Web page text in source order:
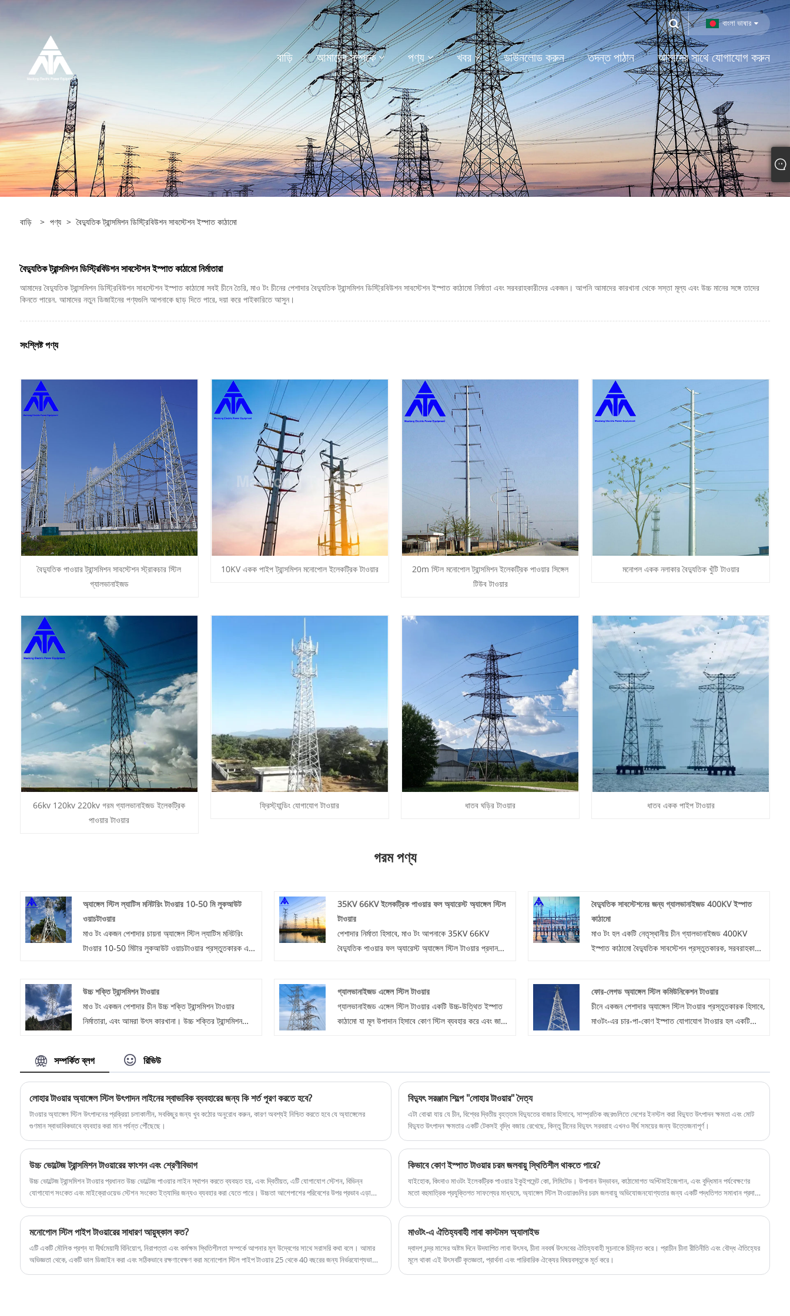
বাংলা ভাষার
বাড়ি আমাদের সম্পর্কে পণ্য খবর ডাউনলোড করুন তদন্ত পাঠান আমাদের সাথে যোগাযোগ করুন
বাড়ি > পণ্য > বৈদ্যুতিক ট্রান্সমিশন ডিস্ট্রিবিউশন সাবস্টেশন ইস্পাত কাঠামো
বৈদ্যুতিক ট্রান্সমিশন ডিস্ট্রিবিউশন সাবস্টেশন ইস্পাত কাঠামো নির্মাতারা
আমাদের বৈদ্যুতিক ট্রান্সমিশন ডিস্ট্রিবিউশন সাবস্টেশন ইস্পাত কাঠামো সবই চীনে তৈরি, মাও টং চীনের পেশাদার বৈদ্যুতিক ট্রান্সমিশন ডিস্ট্রিবিউশন সাবস্টেশন ইস্পাত কাঠামো নির্মাতা এবং সরবরাহকারীদের একজন। আপনি আমাদের কারখানা থেকে সস্তা মূল্য এবং উচ্চ মানের সঙ্গে তাদের
কিনতে পারেন. আমাদের নতুন ডিজাইনের পণ্যগুলি আপনাকে ছাড় দিতে পারে, দয়া করে পাইকারিতে আসুন।
সংশ্লিষ্ট পণ্য
বৈদ্যুতিক পাওয়ার ট্রান্সমিশন সাবস্টেশন স্ট্রাকচার স্টিল
গ্যালভানাইজড
10KV একক পাইপ ট্রান্সমিশন মনোপোল ইলেকট্রিক টাওয়ার
20m স্টিল মনোপোল ট্রান্সমিশন ইলেকট্রিক পাওয়ার সিঙ্গেল
টিউব টাওয়ার
মনোপল একক নলাকার বৈদ্যুতিক খুঁটি টাওয়ার
66kv 120kv 220kv গরম গ্যালভানাইজড ইলেকট্রিক
পাওয়ার টাওয়ার
ফ্রিস্ট্যান্ডিং যোগাযোগ টাওয়ার ধাতব ঘড়ির টাওয়ার ধাতব একক পাইপ টাওয়ার
গরম পণ্য
অ্যাঙ্গেল স্টিল ল্যাটিস মনিটরিং টাওয়ার 10-50 মি লুকআউট
ওয়াচটাওয়ার
মাও টং একজন পেশাদার চায়না অ্যাঙ্গেল স্টিল ল্যাটিস মনিটরিং
টাওয়ার 10-50 মিটার লুকআউট ওয়াচটাওয়ার প্রস্তুতকারক এবং
আমাদের সাথে পরামর্শ করুন! মনিটরিং টাওয়ারের সুবিধাগুলি একটি
ছোট এলাকা জুড়ে, জমির সম্পদ, সুবিধাজনক ইনস্টলেশন এবং
পরিবহন সংরক্ষণ করে।
35KV 66KV ইলেকট্রিক পাওয়ার ফল অ্যারেস্ট অ্যাঙ্গেল স্টিল
টাওয়ার
পেশাদার নির্মাতা হিসাবে, মাও টং আপনাকে 35KV 66KV
বৈদ্যুতিক পাওয়ার ফল অ্যারেস্ট অ্যাঙ্গেল স্টিল টাওয়ার প্রদান
পারেন বন্ধু বেছে নিন এবং কিনতে পারবেন।
বৈদ্যুতিক সাবস্টেশনের জন্য গ্যালভানাইজড 400KV ইস্পাত
কাঠামো
মাও টং হল একটি নেতৃস্থানীয় চীন গ্যালভানাইজড 400KV
ইস্পাত কাঠামো বৈদ্যুতিক সাবস্টেশন প্রস্তুতকারক, সরবরাহকারী
উচ্চ শক্তি ট্রান্সমিশন টাওয়ার
মাও টং একজন পেশাদার চীন উচ্চ শক্তি ট্রান্সমিশন টাওয়ার
নির্মাতারা, এবং আমরা উৎস কারখানা। উচ্চ শক্তির ট্রান্সমিশন
নেটওয়ার্কে ব্যবহৃত হয়। এর অনেক সুবিধা রয়েছে, যেমন নিরাপদ
এবং শক্তিশালী এবং প্রাকৃতিক দুর্যোগ সহ্য করতে পারে।
গ্যালভানাইজড এঙ্গেল স্টিল টাওয়ার
গ্যালভানাইজড এঙ্গেল স্টিল টাওয়ার একটি উচ্চ-উত্থিত ইস্পাত
কাঠামো যা মূল উপাদান হিসাবে কোণ স্টিল ব্যবহার করে এবং জারা
উত্পাদন এবং অন্যান্য ক্ষেত্রগুলিতে ব্যাপকভাবে ব্যবহৃত হয় এবং
এতে স্থিতিশীল কাঠামো, জারা প্রতিরোধের এবং সহজ
ইনস্টলেশনগুলির বৈশিষ্ট্য রয়েছে।
ফোর-লেগড অ্যাঙ্গেল স্টিল কমিউনিকেশন টাওয়ার
চীনে একজন পেশাদার অ্যাঙ্গেল স্টিল টাওয়ার প্রস্তুতকারক হিসাবে,
মাওটং-এর চার-পা-কোণ ইস্পাত যোগাযোগ টাওয়ার হল একটি
এবং উচ্চ শক্তি, হালকা ওজন, সেইসাথে চমৎকার বায়ু এবং ভূমিকম্প
হয়।
সম্পর্কিত ব্লগ রিভিউ
লোহার টাওয়ার অ্যাঙ্গেল স্টিল উৎপাদন লাইনের স্বাভাবিক ব্যবহারের জন্য কি শর্ত পূরণ করতে হবে?
টাওয়ার অ্যাঙ্গেল স্টিল উৎপাদনের প্রক্রিয়া চলাকালীন, সবকিছুর জন্য খুব কঠোর অনুরোধ করুন, কারণ অবশ্যই নিশ্চিত করতে হবে যে অ্যাঙ্গেলের
গুণমান স্বাভাবিকভাবে ব্যবহার করা মান পর্যন্ত পৌঁছেছে।
বিদ্যুৎ সরঞ্জাম শিল্পে "লোহার টাওয়ার" দৈত্য
এটা বোঝা যায় যে চীন, বিশ্বের দ্বিতীয় বৃহত্তম বিদ্যুতের বাজার হিসাবে, সাম্প্রতিক বছরগুলিতে দেশের ইনস্টল করা বিদ্যুত উৎপাদন ক্ষমতা এবং মোট
বিদ্যুত উৎপাদন ক্ষমতার একটি টেকসই বৃদ্ধি বজায় রেখেছে, কিন্তু চীনের বিদ্যুৎ সরবরাহ এখনও দীর্ঘ সময়ের জন্য উত্তেজনাপূর্ণ।
উচ্চ ভোল্টেজ ট্রান্সমিশন টাওয়ারের ফাংশন এবং শ্রেণীবিভাগ
উচ্চ ভোল্টেজ ট্রান্সমিশন টাওয়ার প্রধানত উচ্চ ভোল্টেজ পাওয়ার লাইন স্থাপন করতে ব্যবহৃত হয়, এবং দ্বিতীয়ত, এটি যোগাযোগ স্টেশন, বিভিন্ন
যোগাযোগ সংকেত এবং মাইক্রোওয়েভ স্টেশন সংকেত ইত্যাদির জন্যও ব্যবহার করা যেতে পারে। উচ্চতা আশেপাশের পরিবেশের উপর প্রভাব এড়াতে
কিভাবে কোণ ইস্পাত টাওয়ার চরম জলবায়ু স্থিতিশীল থাকতে পারে?
যাইহোক, কিংদাও মাওটং ইলেকট্রিক পাওয়ার ইকুইপমেন্ট কো, লিমিটেড। উপাদান উদ্ভাবন, কাঠামোগত অপ্টিমাইজেশান, এবং বুদ্ধিমান পর্যবেক্ষণের
মতো বহুমাত্রিক প্রযুক্তিগত সাফল্যের মাধ্যমে, অ্যাঙ্গেল স্টিল টাওয়ারগুলির চরম জলবায়ু অভিযোজনযোগ্যতার জন্য একটি পদ্ধতিগত সমাধান প্রদান
জলবায়ু অভিযোজনযোগ্যতা উচ্চ স্তরে পৌঁছে যাবে।
মনোপোল স্টিল পাইপ টাওয়ারের সাধারণ আয়ুষ্কাল কত?
এটি একটি মৌলিক প্রশ্ন যা দীর্ঘমেয়াদী বিনিয়োগ, নিরাপত্তা এবং কর্মক্ষম স্থিতিশীলতা সম্পর্কে আপনার মূল উদ্বেগের সাথে সরাসরি কথা বলে। আমার
অভিজ্ঞতা থেকে, একটি ভাল ডিজাইন করা এবং সঠিকভাবে রক্ষণাবেক্ষণ করা মনোপোল স্টিল পাইপ টাওয়ার 25 থেকে 40 বছরের জন্য নির্ভরযোগ্যভাবে
মাওটং-এ ঐতিহ্যবাহী লাবা কাস্টমস অ্যালাইভ
দ্বাদশ চন্দ্র মাসের অষ্টম দিনে উদযাপিত লাবা উৎসব, চীনা নববর্ষ উৎসবের ঐতিহ্যবাহী সূচনাকে চিহ্নিত করে। প্রাচীন চীনা রীতিনীতি এবং বৌদ্ধ ঐতিহ্যের
মূলে থাকা এই উৎসবটি কৃতজ্ঞতা, প্রার্থনা এবং পারিবারিক ঐক্যের বিষয়বস্তুকে মূর্ত করে।